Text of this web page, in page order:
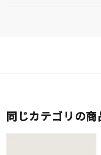
同じカテゴリの商